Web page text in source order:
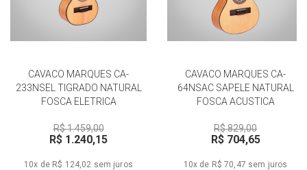
CAVACO MARQUES CA-
233NSEL TIGRADO NATURAL
FOSCA ELETRICA
R$ 1.459,00
R$ 1.240,15
10x de R$ 124,02 sem juros
CAVACO MARQUES CA-
64NSAC SAPELE NATURAL
FOSCA ACUSTICA
R$ 829,00
R$ 704,65
10x de R$ 70,47 sem juros